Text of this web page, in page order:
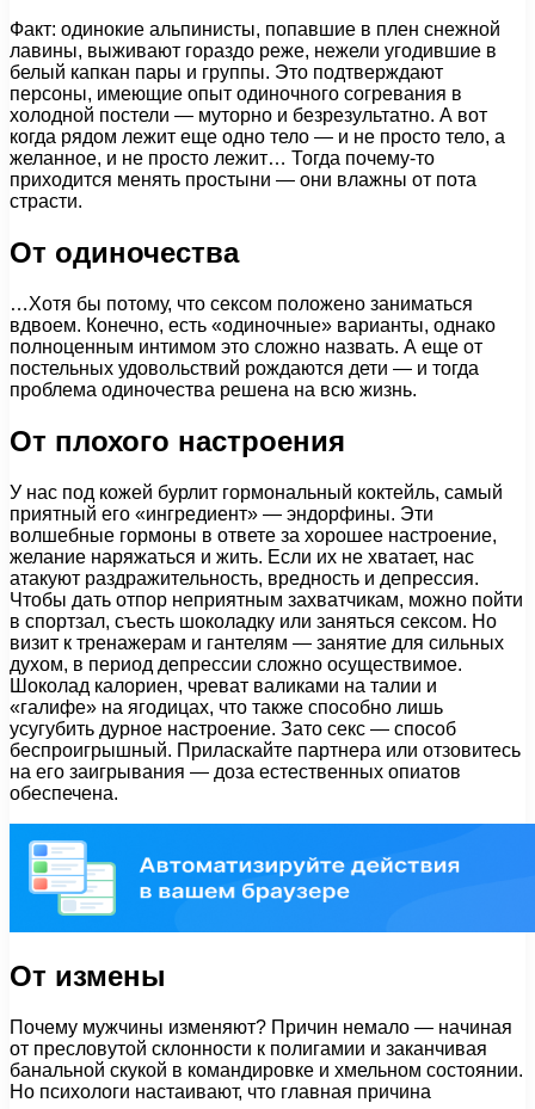
Факт: одинокие альпинисты, попавшие в плен снежной
лавины, выживают гораздо реже, нежели угодившие в
белый капкан пары и группы. Это подтверждают
персоны, имеющие опыт одиночного согревания в
холодной постели — муторно и безрезультатно. А вот
когда рядом лежит еще одно тело — и не просто тело, а
желанное, и не просто лежит… Тогда почему-то
приходится менять простыни — они влажны от пота
страсти.
От одиночества
…Хотя бы потому, что сексом положено заниматься
вдвоем. Конечно, есть «одиночные» варианты, однако
полноценным интимом это сложно назвать. А еще от
постельных удовольствий рождаются дети — и тогда
проблема одиночества решена на всю жизнь.
От плохого настроения
У нас под кожей бурлит гормональный коктейль, самый
приятный его «ингредиент» — эндорфины. Эти
волшебные гормоны в ответе за хорошее настроение,
желание наряжаться и жить. Если их не хватает, нас
атакуют раздражительность, вредность и депрессия.
Чтобы дать отпор неприятным захватчикам, можно пойти
в спортзал, съесть шоколадку или заняться сексом. Но
визит к тренажерам и гантелям — занятие для сильных
духом, в период депрессии сложно осуществимое.
Шоколад калориен, чреват валиками на талии и
«галифе» на ягодицах, что также способно лишь
усугубить дурное настроение. Зато секс — способ
беспроигрышный. Приласкайте партнера или отзовитесь
на его заигрывания — доза естественных опиатов
обеспечена.
От измены
Почему мужчины изменяют? Причин немало — начиная
от пресловутой склонности к полигамии и заканчивая
банальной скукой в командировке и хмельном состоянии.
Но психологи настаивают, что главная причина